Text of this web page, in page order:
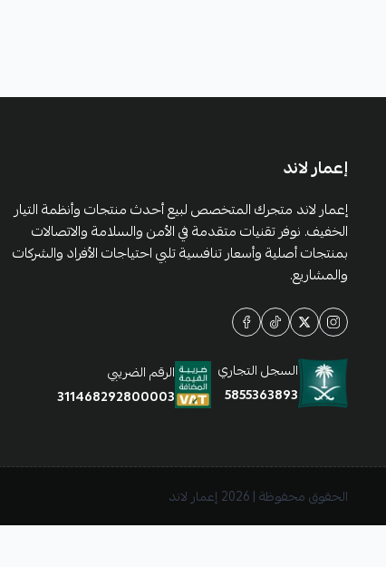
إعمار لاند
إعمار لاند متجرك المتخصص لبيع أحدث منتجات وأنظمة التيار
الخفيف. نوفر تقنيات متقدمة في الأمن والسلامة والاتصالات
بمنتجات أصلية وأسعار تنافسية تلبي احتياجات الأفراد والشركات
والمشاريع.
السجل التجاري
5855363893
الرقم الضريبي
311468292800003
الحقوق محفوظة | 2026 إعمار لاند